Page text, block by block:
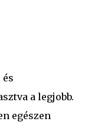
a legjobb.
egészen